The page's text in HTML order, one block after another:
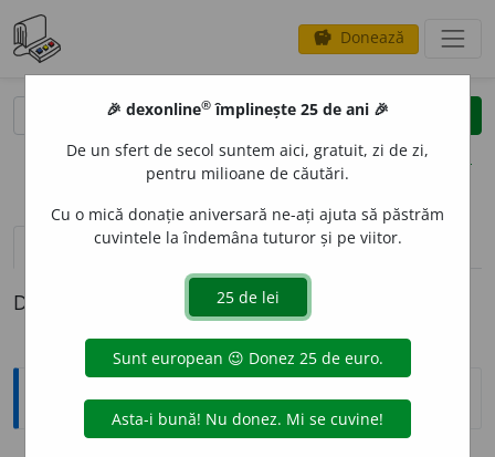
savings Donează
clear
opțiuni
definiții (1) pronunțievolume_up (8)
Definiția cu ID-ul 1026636:
Sinonime
🎉 dexonline® împlinește 25 de ani 🎉
De un sfert de secol suntem aici, gratuit, zi de zi,
pentru milioane de căutări.
Cu o mică donație aniversară ne-ați ajuta să păstrăm
cuvintele la îndemâna tuturor și pe viitor.